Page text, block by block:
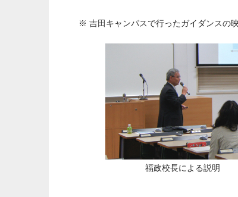
※ 吉田キャンパスで行ったガイダンスの
福政校長による説明